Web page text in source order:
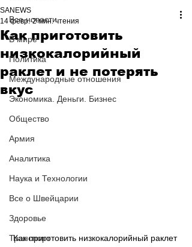
Все новости
В мире
Политика
Международные отношения
Экономика. Деньги. Бизнес
Общество
Армия
Аналитика
Наука и Технологии
Все о Швейцарии
Здоровье
Транспорт
Как приготовить
низкокалорийный
раклет и не потерять
вкус
SANEWS
14 февр. 2 мин. чтения
Как приготовить низкокалорийный раклет